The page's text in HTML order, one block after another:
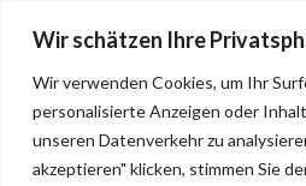
Wir schätzen Ihre
Wir verwenden Cookies, um Ihr
personalisierte Anzeigen oder
unseren Datenverkehr zu
akzeptieren" klicken, stimmen Sie
BAUHERRENHILFE.org